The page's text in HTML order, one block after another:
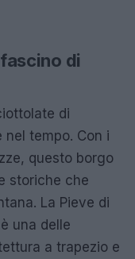
di
di
nel tempo. Con i
questo borgo
storiche che
La Pieve di
una delle
a trapezio e